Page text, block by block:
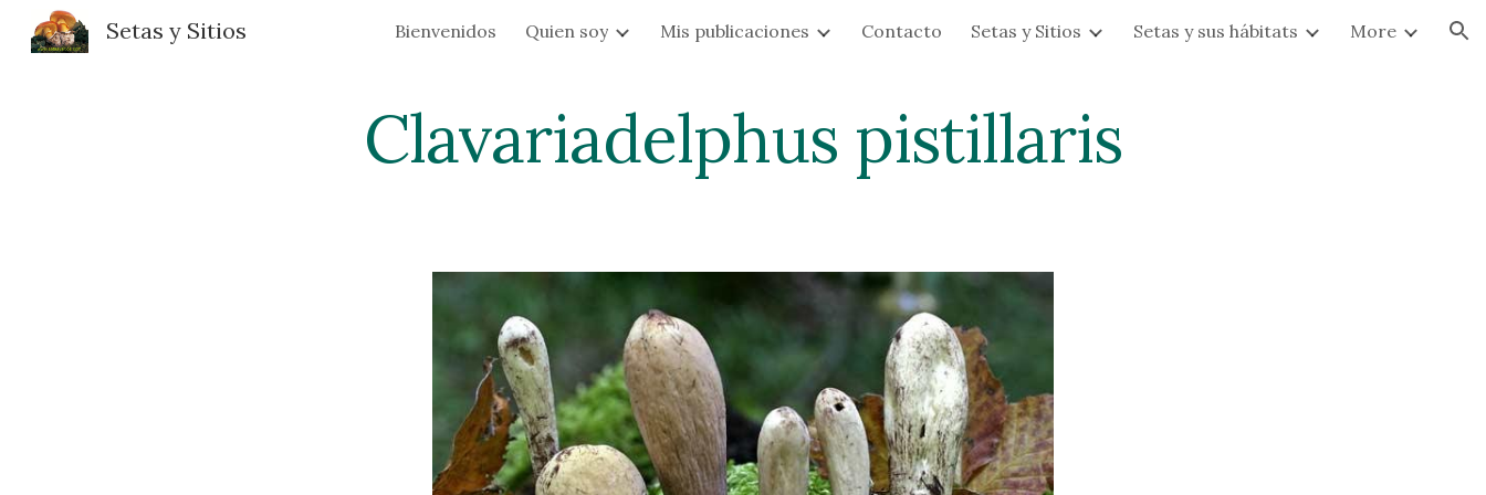
Skip to main content Skip to navigation
Setas y Sitios Bienvenidos Quien soy Mis publicaciones Contacto Setas y Sitios Setas y sus hábitats More
Clavariadelphus pistillaris